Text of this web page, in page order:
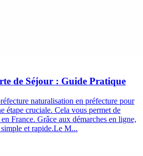
de Séjour : Guide Pratique
naturalisation en préfecture pour
étape cruciale. Cela vous permet de
France. Grâce aux démarches en ligne,
et rapide.Le M...